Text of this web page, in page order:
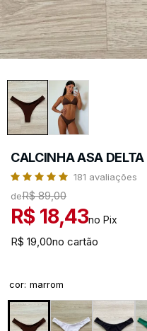
CALCINHA ASA DELTA
181 avaliações
deR$ 89,00
R$ 18,43no Pix
R$ 19,00no cartão
cor: marrom